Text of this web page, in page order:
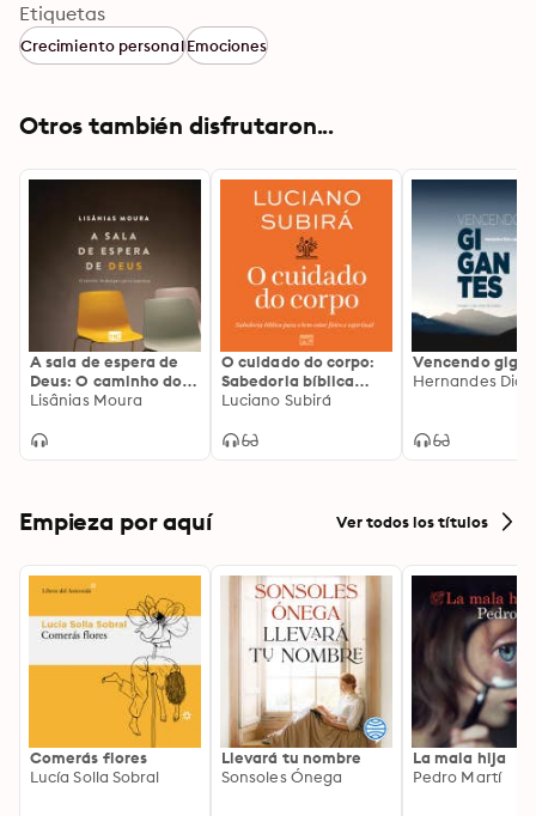
dessa doença acontece quando conseguimos relaxar
ou, em outras palavras, quando deixamos de resistir à
vida em movimento.
Etiquetas
Crecimiento personalEmociones
Otros también disfrutaron...
A sala de espera de
Deus: O caminho do
desespero para a
Lisânias Moura
O cuidado do corpo:
Sabedoria bíblica
para o bem-estar
Luciano Subirá
Vencendo
Hernandes Dias
Empieza por aquí Ver todos los títulos
Comerás flores
Lucía Solla Sobral
Llevará tu nombre
Sonsoles Ónega
La mala hija
Pedro Martí